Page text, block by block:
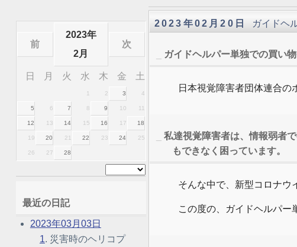
2023年02月20日 ガイドヘ
ガイドヘルパー単独での買い
日本視覚障害者団体連合の
私達視覚障害者は、情報弱者
もできなく困っています。
そんな中で、新型コロナウ
この度の、ガイドヘルパー
前
2023年
2月
次
日 月 火 水 木 金 土
1 2 3 4
5 6 7 8 9 10 11
12 13 14 15 16 17 18
19 20 21 22 23 24 25
26 27 28
最近の日記
2023年03月03日
1. 災害時のヘリコプ